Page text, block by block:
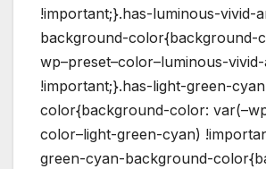
!important;}.has-luminous-vivid-
background-color{background-
wp–preset–color–luminous-
!important;}.has-light-green-
color{background-color:
color–light-green-cyan)
green-cyan-background-